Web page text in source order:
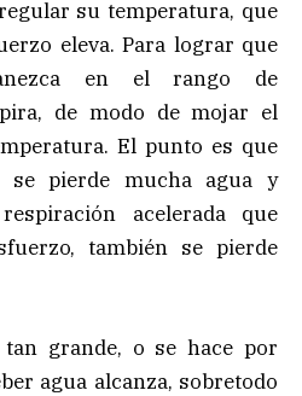
su temperatura, que
eleva. Para lograr que
en el rango de
de modo de mojar el
El punto es que
se pierde mucha agua y
acelerada que
también se pierde
grande, o se hace por
agua alcanza, sobretodo